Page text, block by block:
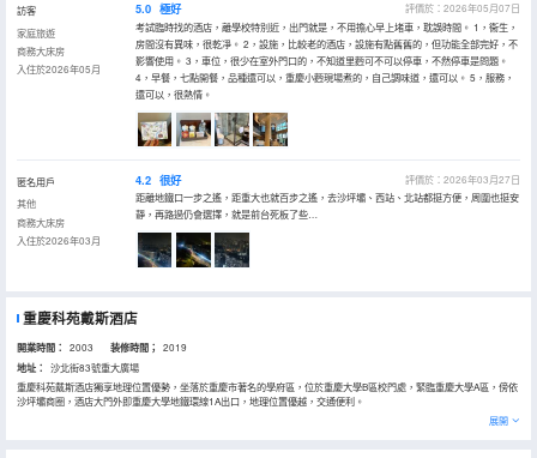
訪客
家庭旅遊
商務大床房
入住於2026年05月
5.0 極好
評價於：2026年05月07日
考試臨時找的酒店，離學校特別近，出門就是，不用擔心早上堵車，耽誤時間。 1，衞生，
房間沒有異味，很乾凈。 2，設施，比較老的酒店，設施有點舊舊的，但功能全部完好，不
影響使用。 3，車位，很少在室外門口的，不知道里麪可不可以停車，不然停車是問題。
4，早餐，七點開餐，品種還可以，重慶小麪現場煮的，自己調味道，還可以。 5，服務，
還可以，很熱情。
匿名用戶
其他
商務大床房
入住於2026年03月
4.2 很好
評價於：2026年03月27日
距離地鐵口一步之遙，距重大也就百步之遙，去沙坪壩、西站、北站都挺方便，周圍也挺安
靜，再路過仍會選擇，就是前台死板了些…
重慶科苑戴斯酒店
開業時間： 2003 装修時間； 2019
地址：
沙北街83號重大廣場
重慶科苑戴斯酒店獨享地理位置優勢，坐落於重慶市著名的學府區，位於重慶大學B區校門處，緊臨重慶大學A區，傍依
沙坪壩商圈，酒店大門外即重慶大學地鐵環線1A出口，地理位置優越，交通便利。
酒店是重慶大學資產經營有限責任公司下屬二級企業，由重慶大學投資興建，性質為國營企業。既是重慶大學國際學術
展開